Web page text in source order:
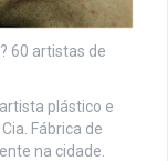
60 artistas de
plástico e
Fábrica de
na cidade.